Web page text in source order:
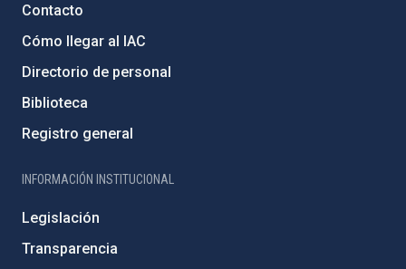
Contacto
Cómo llegar al IAC
Directorio de personal
Biblioteca
Registro general
INFORMACIÓN INSTITUCIONAL
Legislación
Transparencia